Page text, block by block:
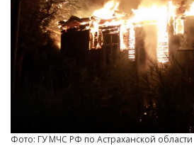
Фото: ГУ МЧС РФ по Астраханской области